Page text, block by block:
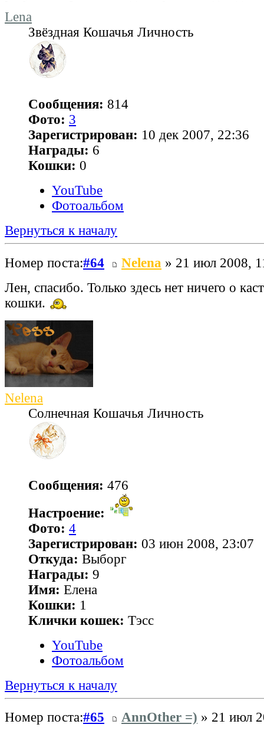
Lena
Звёздная Кошачья Личность
Сообщения: 814
Фото: 3
Зарегистрирован: 10 дек 2007, 22:36
Награды: 6
Кошки: 0
YouTube
Фотоальбом
Вернуться к началу
Номер поста:#64 Nelena » 21 июл 2008,
Лен, спасибо. Только здесь нет ничего о
кошки.
Nelena
Солнечная Кошачья Личность
Сообщения: 476
Настроение:
Фото: 4
Зарегистрирован: 03 июн 2008, 23:07
Откуда: Выборг
Награды: 9
Имя: Елена
Кошки: 1
Клички кошек: Тэсс
YouTube
Фотоальбом
Вернуться к началу
Номер поста:#65 AnnOther =) » 21 июл